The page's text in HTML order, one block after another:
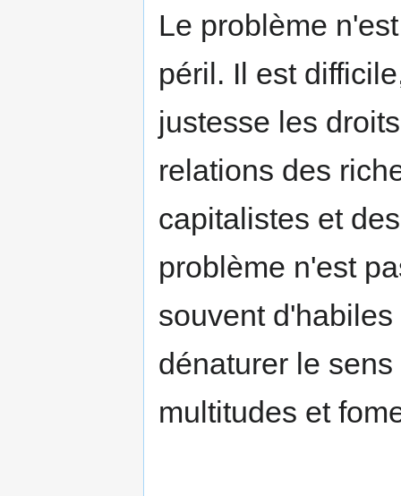
Le problème
péril. Il est
justesse les
relations des
capitalistes et
problème n'est
souvent
dénaturer le
multitudes et